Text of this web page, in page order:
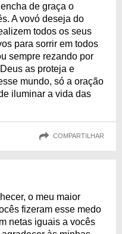
de graça o
A vovó deseja do
todos os seus
para sorrir em todos
sempre rezando por
as proteja e
mundo, só a oração
iluminar a vida das
COMPARTILHAR
o meu maior
fizeram esse medo
netas iguais a vocês